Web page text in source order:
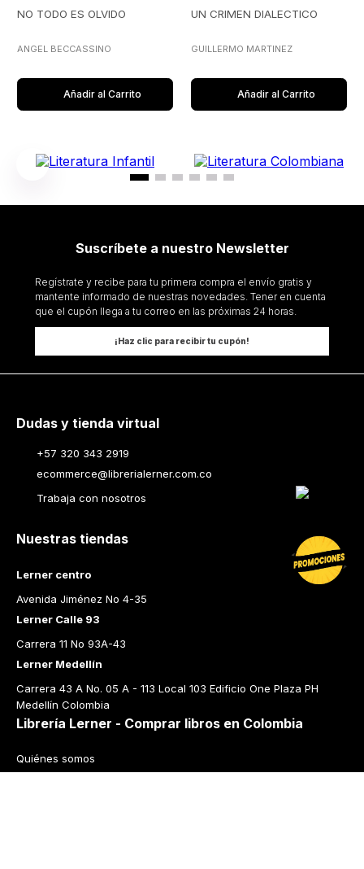
NO TODO ES OLVIDO
ANGEL BECCASSINO
Añadir al Carrito
UN CRIMEN DIALECTICO
GUILLERMO MARTINEZ
Añadir al Carrito
Suscríbete a nuestro Newsletter
Regístrate y recibe para tu primera compra el envío gratis y
mantente informado de nuestras novedades. Tener en cuenta
que el cupón llega a tu correo en las próximas 24 horas.
¡Haz clic para recibir tu cupón!
Dudas y tienda virtual
+57 320 343 2919
ecommerce@librerialerner.com.co
Trabaja con nosotros
Nuestras tiendas
Lerner centro
Avenida Jiménez No 4-35
Lerner Calle 93
Carrera 11 No 93A-43
Lerner Medellín
Carrera 43 A No. 05 A - 113 Local 103 Edificio One Plaza PH
Medellín Colombia
Librería Lerner - Comprar libros en Colombia
Quiénes somos